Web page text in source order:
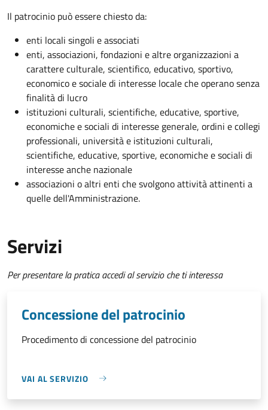
Il patrocinio può essere chiesto da:
enti locali singoli e associati
enti, associazioni, fondazioni e altre organizzazioni a
carattere culturale, scientifico, educativo, sportivo,
economico e sociale di interesse locale che operano senza
finalità di lucro
istituzioni culturali, scientifiche, educative, sportive,
economiche e sociali di interesse generale, ordini e collegi
professionali, università e istituzioni culturali,
scientifiche, educative, sportive, economiche e sociali di
interesse anche nazionale
associazioni o altri enti che svolgono attività attinenti a
quelle dell'Amministrazione.
Servizi
Per presentare la pratica accedi al servizio che ti interessa
Concessione del patrocinio
Procedimento di concessione del patrocinio
VAI AL SERVIZIO